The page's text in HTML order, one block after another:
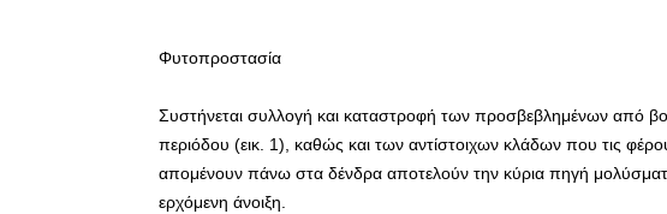
Φυτοπροστασία
Συστήνεται συλλογή και καταστροφή των προσβεβλημένων από
περιόδου (εικ. 1), καθώς και των αντίστοιχων κλάδων που τις
απομένουν πάνω στα δένδρα αποτελούν την κύρια πηγή
ερχόμενη άνοιξη.